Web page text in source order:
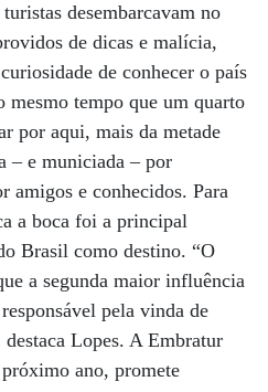
desembarcavam no
de dicas e malícia,
de conhecer o país
mesmo tempo que um quarto
por aqui, mais da metade
– e municiada – por
amigos e conhecidos. Para
a boca foi a principal
Brasil como destino. “O
a segunda maior influência
pela vinda de
Lopes. A Embratur
ano, promete